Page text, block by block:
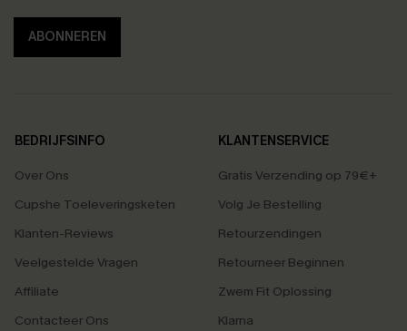
ABONNEREN
BEDRIJFSINFO
Over Ons
Cupshe Toeleveringsketen
Klanten-Reviews
Veelgestelde Vragen
Affiliate
Contacteer Ons
KLANTENSERVICE
Gratis Verzending op 79€+
Volg Je Bestelling
Retourzendingen
Retourneer Beginnen
Zwem Fit Oplossing
Klarna